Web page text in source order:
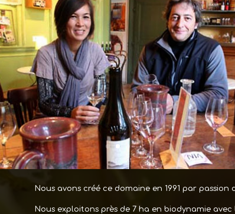
Nous avons créé ce domaine en 1991 par passion
Nous exploitons près de 7 ha en biodynamie